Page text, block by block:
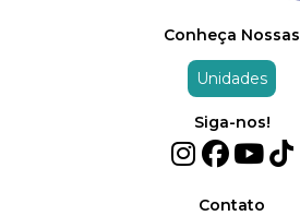
Conheça Nossas
Unidades
Siga-nos!
Contato